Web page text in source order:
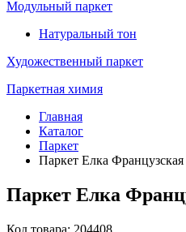
Модульный паркет
Натуральный тон
Художественный паркет
Паркетная химия
Главная
Каталог
Паркет
Паркет Елка
Паркет Елка
Код товара: 204408